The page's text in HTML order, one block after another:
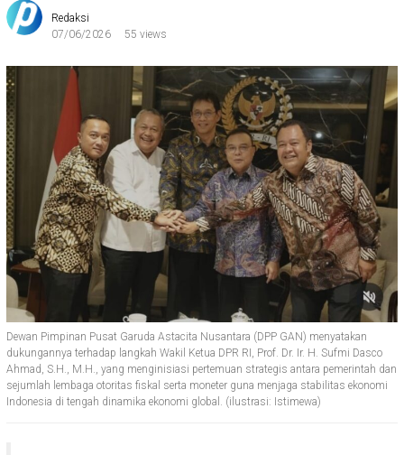
Redaksi
07/06/2026
55 views
Dewan Pimpinan Pusat Garuda Astacita Nusantara (DPP GAN) menyatakan
dukungannya terhadap langkah Wakil Ketua DPR RI, Prof. Dr. Ir. H. Sufmi Dasco
Ahmad, S.H., M.H., yang menginisiasi pertemuan strategis antara pemerintah dan
sejumlah lembaga otoritas fiskal serta moneter guna menjaga stabilitas ekonomi
Indonesia di tengah dinamika ekonomi global. (ilustrasi: Istimewa)